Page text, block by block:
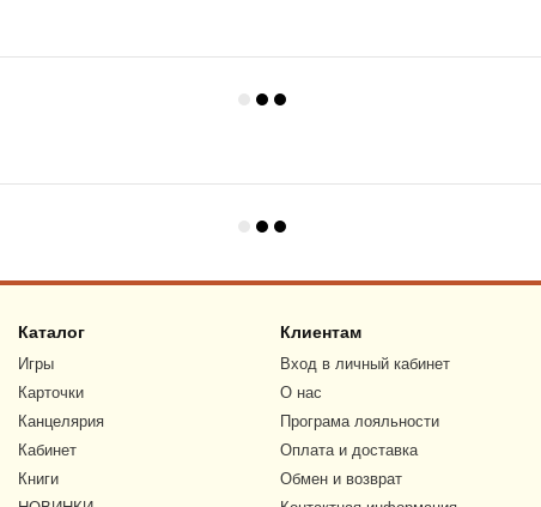
Каталог
Игры
Карточки
Канцелярия
Кабинет
Книги
Клиентам
Вход в личный кабинет
О нас
Програма лояльности
Оплата и доставка
Обмен и возврат